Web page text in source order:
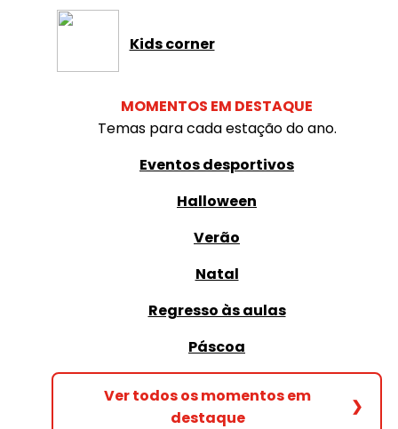
Kids corner
MOMENTOS EM DESTAQUE
Temas para cada estação do ano.
Eventos desportivos
Halloween
Verão
Natal
Regresso às aulas
Páscoa
Ver todos os momentos em
destaque
❯